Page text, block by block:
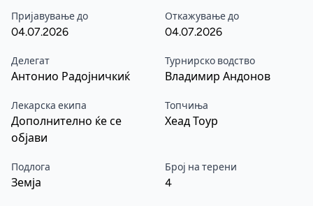
Пријавување до
04.07.2026
Откажување до
04.07.2026
Делегат
Антонио Радојничкиќ
Турнирско водство
Владимир Андонов
Лекарска екипа
Дополнително ќе се
објави
Топчиња
Хеад Тоур
Подлога
Земја
Број на терени
4